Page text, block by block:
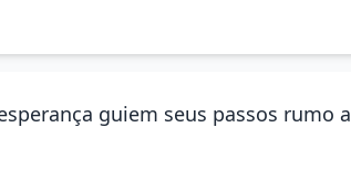
guiem seus passos rumo a